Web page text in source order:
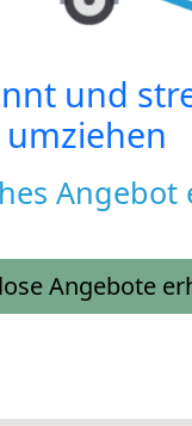
und
umziehen
Angebot
Angebote